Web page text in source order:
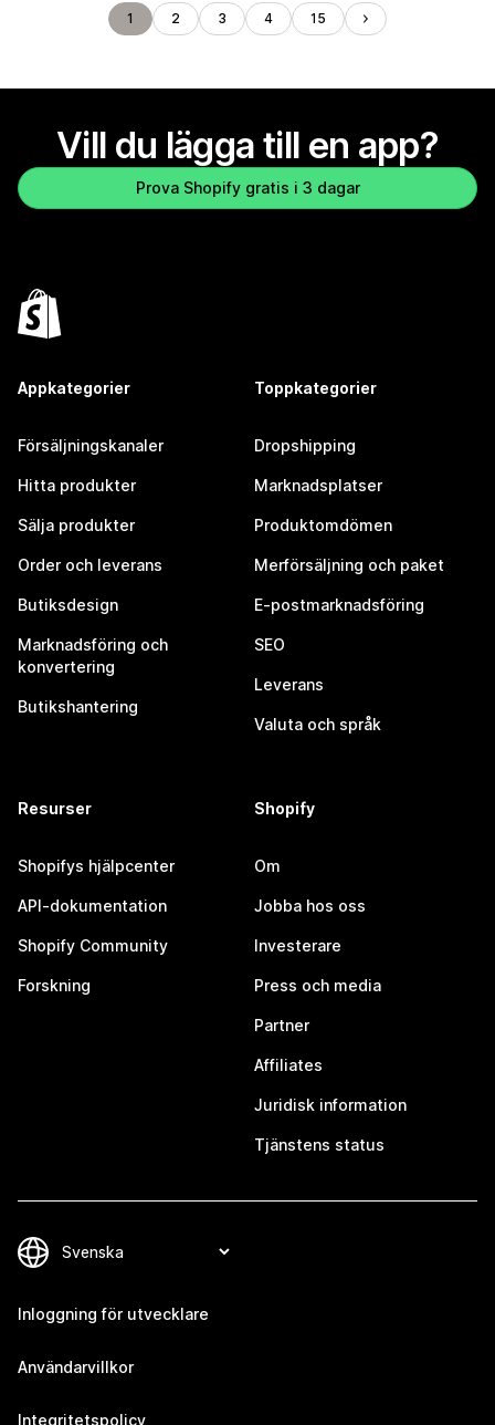
1 2 3 4 15
Vill du lägga till en app?
Prova Shopify gratis i 3 dagar
Appkategorier
Försäljningskanaler
Hitta produkter
Sälja produkter
Order och leverans
Butiksdesign
Marknadsföring och
konvertering
Butikshantering
Toppkategorier
Dropshipping
Marknadsplatser
Produktomdömen
Merförsäljning och paket
E-postmarknadsföring
SEO
Leverans
Valuta och språk
Resurser
Shopifys hjälpcenter
API-dokumentation
Shopify Community
Forskning
Shopify
Om
Jobba hos oss
Investerare
Press och media
Partner
Affiliates
Juridisk information
Tjänstens status
Inloggning för utvecklare
Användarvillkor
Integritetspolicy